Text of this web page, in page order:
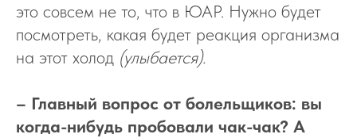
это совсем не то, что в ЮАР. Нужно будет
посмотреть, какая будет реакция организма
на этот холод (улыбается).
– Главный вопрос от болельщиков: вы
когда-нибудь пробовали чак-чак? А